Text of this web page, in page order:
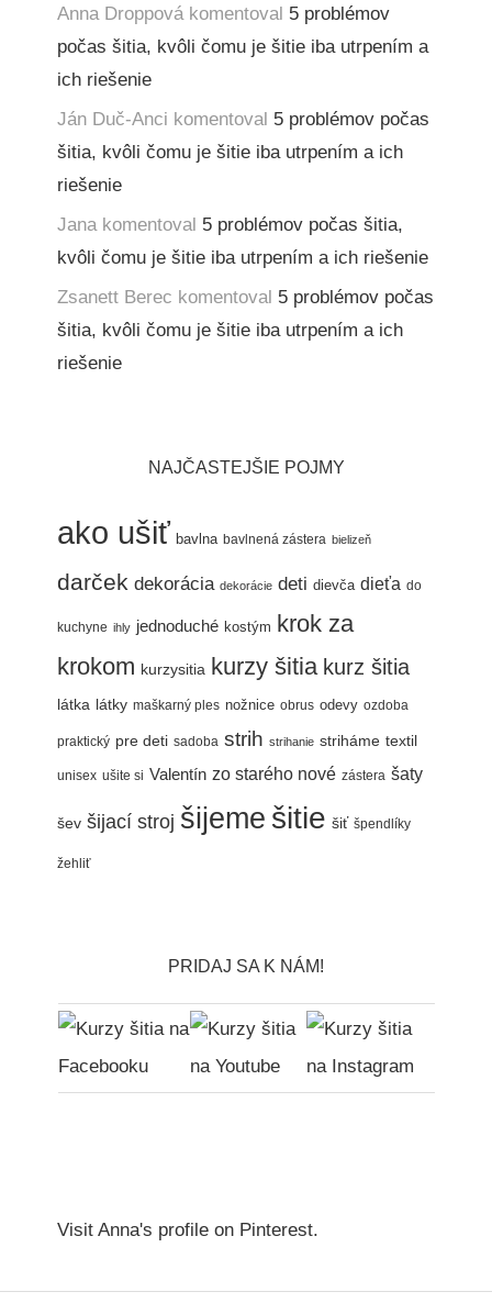
Anna Droppová komentoval 5 problémov
počas šitia, kvôli čomu je šitie iba utrpením a
ich riešenie
Ján Duč-Anci komentoval 5 problémov počas
šitia, kvôli čomu je šitie iba utrpením a ich
riešenie
Jana komentoval 5 problémov počas šitia,
kvôli čomu je šitie iba utrpením a ich riešenie
Zsanett Berec komentoval 5 problémov počas
šitia, kvôli čomu je šitie iba utrpením a ich
riešenie
NAJČASTEJŠIE POJMY
ako ušiť bavlna bavlnená zástera bielizeň
darček dekorácia dekorácie deti dievča dieťa do
kuchyne ihly jednoduché kostým krok za
krokom kurzysitia kurzy šitia kurz šitia
látka látky maškarný ples nožnice obrus odevy ozdoba
praktický pre deti sadoba strih strihanie striháme textil
unisex ušite si Valentín zo starého nové zástera šaty
šev šijací stroj šijeme šitie šiť špendlíky
žehliť
PRIDAJ SA K NÁM!
Visit Anna's profile on Pinterest.